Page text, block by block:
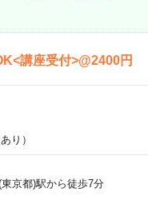
講座受付>@2400円
り）
東京都)駅から徒歩7分